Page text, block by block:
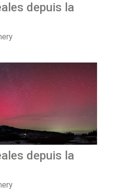
depuis la
depuis la